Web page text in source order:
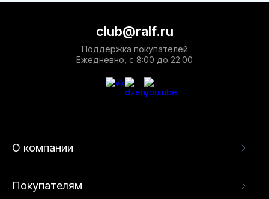
О компании
Покупателям
club@ralf.ru
Поддержка покупателей
Ежедневно, с 8:00 до 22:00